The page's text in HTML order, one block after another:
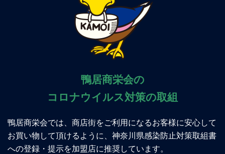
鴨居商栄会の
コロナウイルス対策の取組
鴨居商栄会では、商店街をご利用になるお客様に安心して
お買い物して頂けるように、神奈川県感染防止対策取組書
への登録・提示を加盟店に推奨しています。